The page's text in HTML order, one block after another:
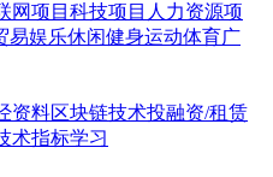
网项目 科技项目 人力资源项
易娱乐休闲健身运动体育广
资料区块链技术投融资/租赁
术指标学习